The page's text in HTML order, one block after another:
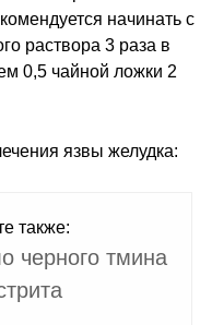
начинать с
раствора 3 раза в
0,5 чайной ложки 2
язвы желудка:
также:
черного тмина